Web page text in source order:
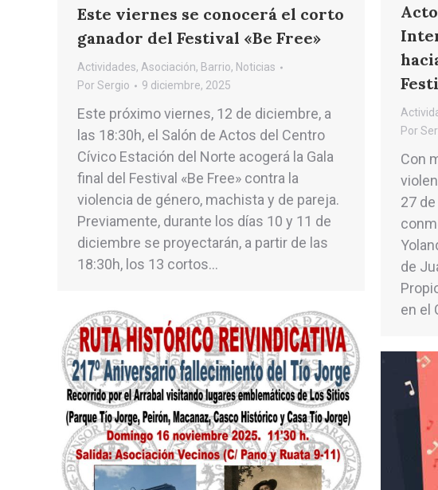
Este viernes se conocerá el corto
ganador del Festival «Be Free»
Actividades, Asociación, Barrio, Noticias
PorSergio 9 diciembre, 2025
Este próximo viernes, 12 de diciembre, a
las 18:30h, el Salón de Actos del Centro
Cívico Estación del Norte acogerá la Gala
final del Festival «Be Free» contra la
violencia de género, machista y de pareja.
Previamente, durante los días 10 y 11 de
diciembre se proyectarán, a partir de las
18:30h, los 13 cortos…
Por
Con
27
de
en el